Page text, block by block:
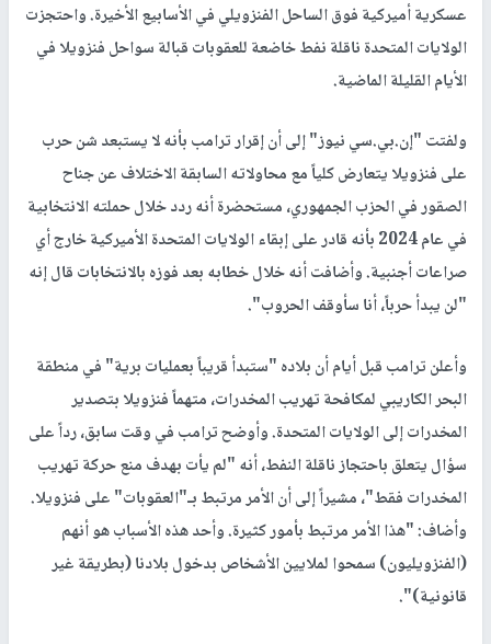
عسكرية أميركية فوق الساحل الفنزويلي في الأسابيع الأخيرة. واحتجزت
الولايات المتحدة ناقلة نفط خاضعة للعقوبات قبالة سواحل فنزويلا في
الأيام القليلة الماضية.
ولفتت "إن.بي.سي نيوز" إلى أن إقرار ترامب بأنه لا يستبعد شن حرب
على فنزويلا يتعارض كلياً مع محاولاته السابقة الاختلاف عن جناح
الصقور في الحزب الجمهوري، مستحضرة أنه ردد خلال حملته الانتخابية
في عام 2024 بأنه قادر على إبقاء الولايات المتحدة الأميركية خارج أي
صراعات أجنبية. وأضافت أنه خلال خطابه بعد فوزه بالانتخابات قال إنه
"لن يبدأ حرباً، أنا سأوقف الحروب".
وأعلن ترامب قبل أيام أن بلاده "ستبدأ قريباً بعمليات برية" في منطقة
البحر الكاريبي لمكافحة تهريب المخدرات، متهماً فنزويلا بتصدير
المخدرات إلى الولايات المتحدة. وأوضح ترامب في وقت سابق، رداً على
سؤال يتعلق باحتجاز ناقلة النفط، أنه "لم يأت بهدف منع حركة تهريب
المخدرات فقط"، مشيراً إلى أن الأمر مرتبط بـ"العقوبات" على فنزويلا.
وأضاف: "هذا الأمر مرتبط بأمور كثيرة. وأحد هذه الأسباب هو أنهم
(الفنزويليون) سمحوا لملايين الأشخاص بدخول بلادنا (بطريقة غير
قانونية)".